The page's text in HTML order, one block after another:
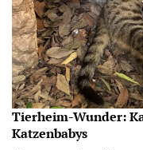
Tierheim-Wunder:
Katzenbabys